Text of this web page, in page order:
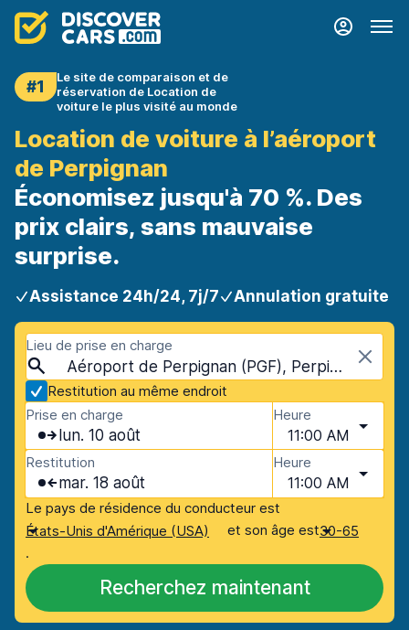
#1
Le site de comparaison et de
réservation de Location de
voiture le plus visité au monde
Location de voiture à l’aéroport
de Perpignan
Économisez jusqu'à 70 %. Des
prix clairs, sans mauvaise
surprise.
Assistance 24h/24, 7j/7 Annulation gratuite
Lieu de prise en charge
Aéroport de Perpignan (PGF), Perpignan, France
Restitution au même endroit
Prise en charge
lun. 10 août
Heure
11:00 AM
Restitution
mar. 18 août
Heure
11:00 AM
Le pays de résidence du conducteur est
États-Unis d'Amérique (USA)
et son âge est30-65
.
Recherchez maintenant